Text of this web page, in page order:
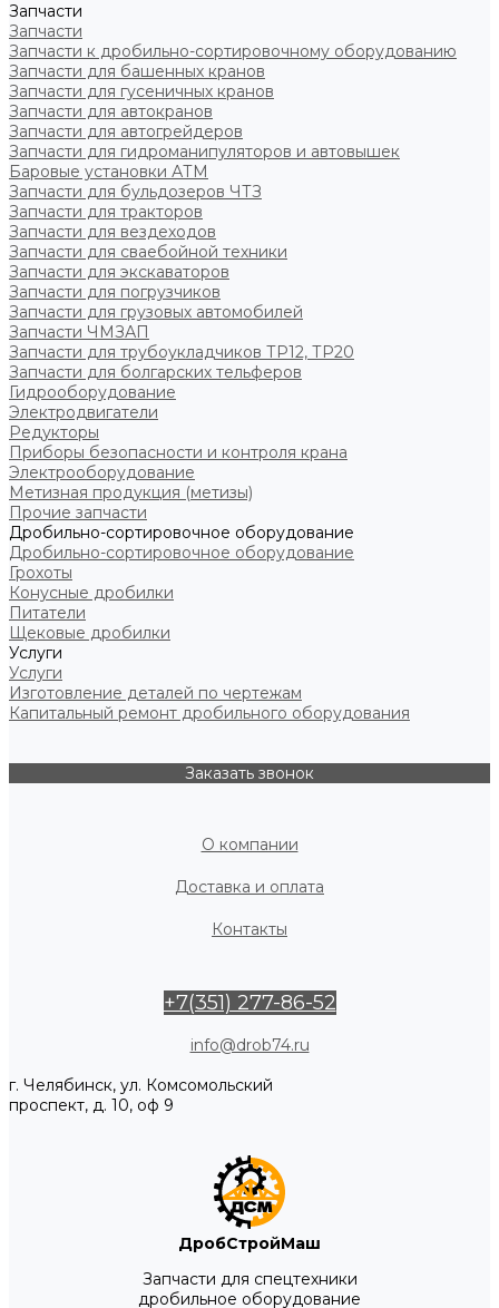
Запчасти
Запчасти
Запчасти к дробильно-сортировочному оборудованию
Запчасти для башенных кранов
Запчасти для гусеничных кранов
Запчасти для автокранов
Запчасти для автогрейдеров
Запчасти для гидроманипуляторов и автовышек
Баровые установки АТМ
Запчасти для бульдозеров ЧТЗ
Запчасти для тракторов
Запчасти для вездеходов
Запчасти для сваебойной техники
Запчасти для экскаваторов
Запчасти для погрузчиков
Запчасти для грузовых автомобилей
Запчасти ЧМЗАП
Запчасти для трубоукладчиков ТР12, ТР20
Запчасти для болгарских тельферов
Гидрооборудование
Электродвигатели
Редукторы
Приборы безопасности и контроля крана
Электрооборудование
Метизная продукция (метизы)
Прочие запчасти
Дробильно-сортировочное оборудование
Дробильно-сортировочное оборудование
Грохоты
Конусные дробилки
Питатели
Щековые дробилки
Услуги
Услуги
Изготовление деталей по чертежам
Капитальный ремонт дробильного оборудования
Заказать звонок
О компании
Доставка и оплата
Контакты
+7(351) 277-86-52
info@drob74.ru
г. Челябинск, ул. Комсомольский
проспект, д. 10, оф 9
ДробСтройМаш
Запчасти для спецтехники
дробильное оборудование